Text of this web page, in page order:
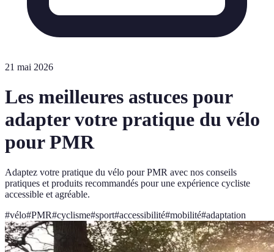
21 mai 2026
Les meilleures astuces pour
adapter votre pratique du vélo
pour PMR
Adaptez votre pratique du vélo pour PMR avec nos conseils
pratiques et produits recommandés pour une expérience cycliste
accessible et agréable.
#vélo#PMR#cyclisme#sport#accessibilité#mobilité#adaptation